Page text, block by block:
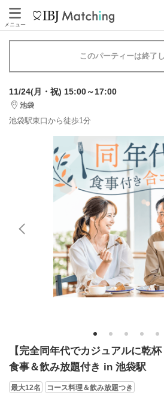
メニュー
このパーティーは終了
11/24(月・祝) 15:00～17:00
池袋
​​​​​​​池袋駅東口から徒歩1分
1 2 3 4 5
【完全同年代でカジュアルに乾杯
食事＆飲み放題付き in 池袋駅
最大12名 コース料理＆飲み放題つき